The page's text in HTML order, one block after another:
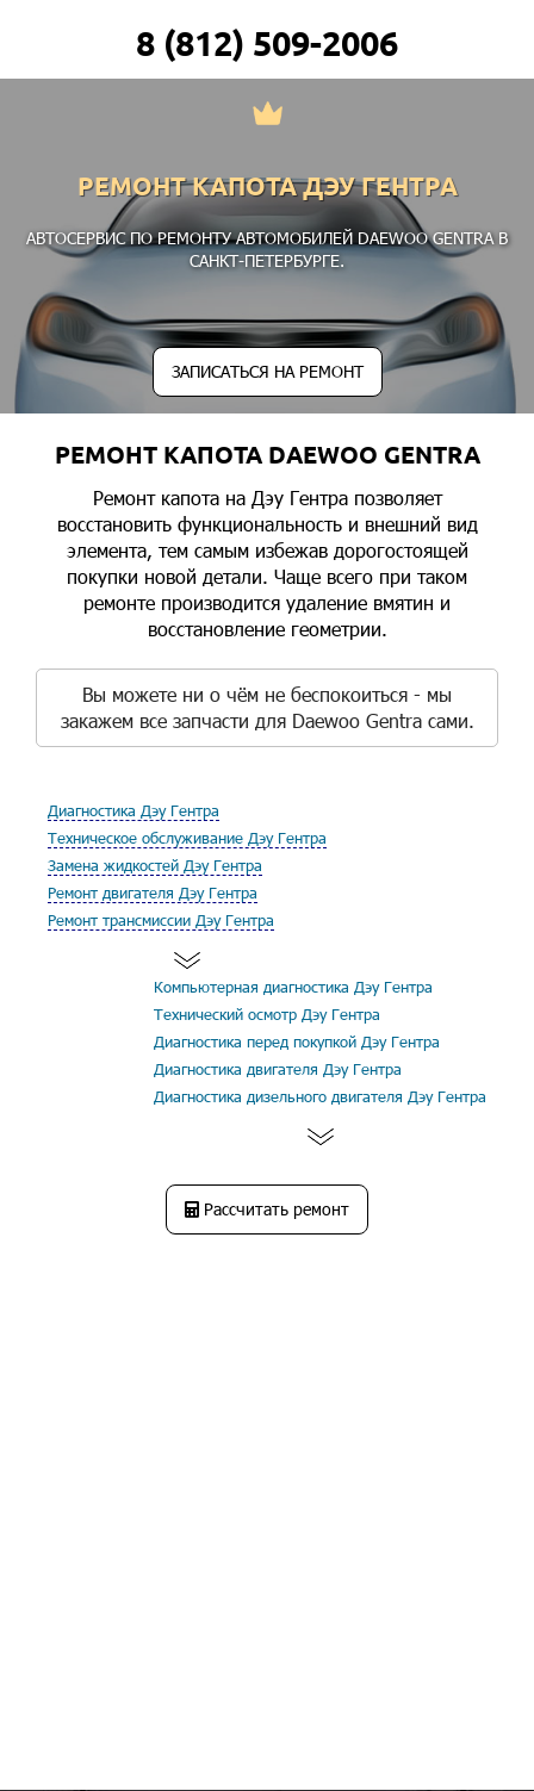
8 (812) 509-2006
РЕМОНТ КАПОТА ДЭУ ГЕНТРА
АВТОСЕРВИС ПО РЕМОНТУ АВТОМОБИЛЕЙ DAEWOO GENTRA В
САНКТ-ПЕТЕРБУРГЕ.
ЗАПИСАТЬСЯ НА РЕМОНТ
РЕМОНТ КАПОТА DAEWOO GENTRA
Ремонт капота на Дэу Гентра позволяет
восстановить функциональность и внешний вид
элемента, тем самым избежав дорогостоящей
покупки новой детали. Чаще всего при таком
ремонте производится удаление вмятин и
восстановление геометрии.
Вы можете ни о чём не беспокоиться - мы
закажем все запчасти для Daewoo Gentra сами.
Диагностика Дэу Гентра
Техническое обслуживание Дэу Гентра
Замена жидкостей Дэу Гентра
Ремонт двигателя Дэу Гентра
Ремонт трансмиссии Дэу Гентра
Компьютерная диагностика Дэу Гентра
Технический осмотр Дэу Гентра
Диагностика перед покупкой Дэу Гентра
Диагностика двигателя Дэу Гентра
Диагностика дизельного двигателя Дэу Гентра
Рассчитать ремонт